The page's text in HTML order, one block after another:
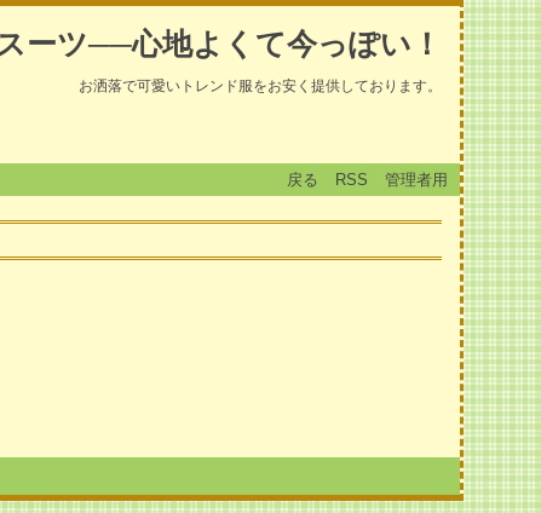
ーツ──心地よくて今っぽい！
お洒落で可愛いトレンド服をお安く提供しております。
戻る RSS 管理者用